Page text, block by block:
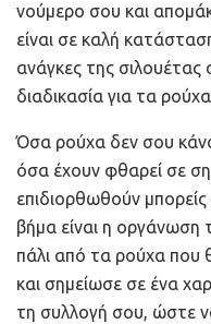
νούμερο σου και
είναι σε καλή
ανάγκες της
διαδικασία για τα
Όσα ρούχα δεν σου
όσα έχουν φθαρεί σε
επιδιορθωθούν
βήμα είναι η οργάνωση
πάλι από τα ρούχα που
και σημείωσε σε ένα
τη συλλογή σου, ώστε